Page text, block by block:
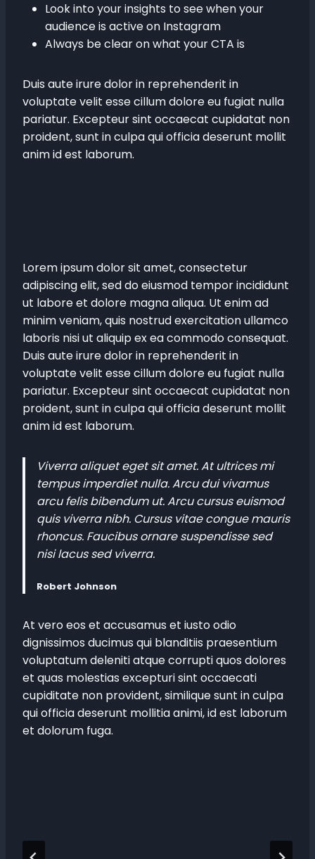
Look into your insights to see when your
audience is active on Instagram
Always be clear on what your CTA is
Duis aute irure dolor in reprehenderit in
voluptate velit esse cillum dolore eu fugiat nulla
pariatur. Excepteur sint occaecat cupidatat non
proident, sunt in culpa qui officia deserunt mollit
anim id est laborum.
Lorem ipsum dolor sit amet, consectetur
adipiscing elit, sed do eiusmod tempor incididunt
ut labore et dolore magna aliqua. Ut enim ad
minim veniam, quis nostrud exercitation ullamco
laboris nisi ut aliquip ex ea commodo consequat.
Duis aute irure dolor in reprehenderit in
voluptate velit esse cillum dolore eu fugiat nulla
pariatur. Excepteur sint occaecat cupidatat non
proident, sunt in culpa qui officia deserunt mollit
anim id est laborum.
Viverra aliquet eget sit amet. At ultrices mi
tempus imperdiet nulla. Arcu dui vivamus
arcu felis bibendum ut. Arcu cursus euismod
quis viverra nibh. Cursus vitae congue mauris
rhoncus. Faucibus ornare suspendisse sed
nisi lacus sed viverra.
Robert Johnson
At vero eos et accusamus et iusto odio
dignissimos ducimus qui blanditiis praesentium
voluptatum deleniti atque corrupti quos dolores
et quas molestias excepturi sint occaecati
cupiditate non provident, similique sunt in culpa
qui officia deserunt mollitia animi, id est laborum
et dolorum fuga.